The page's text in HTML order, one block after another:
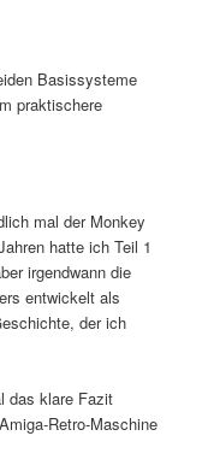
Basissysteme
praktischere
mal der Monkey
hatte ich Teil 1
irgendwann die
entwickelt als
der ich
das klare Fazit
Retro-Maschine